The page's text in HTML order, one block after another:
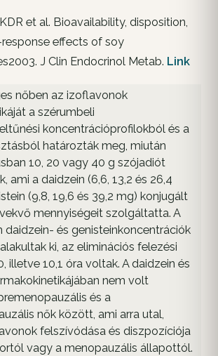
et al. Bioavailability, disposition,
effects of soy
J Clin Endocrinol Metab. Link
nőben az izoflavonok
a szérumbeli
koncentrációprofilokból és a
határozták meg, miután
10, 20 vagy 40 g szójadiót
ami a daidzein (6,6, 13,2 és 26,4
(9,8, 19,6 és 39,2 mg) konjugált
mennyiségeit szolgáltatta. A
daidzein- és genisteinkoncentrációk
ki, az eliminációs felezési
illetve 10,1 óra voltak. A daidzein és
nem volt
és a
nők között, ami arra utal,
felszívódása és diszpozíciója
vagy a menopauzális állapottól.